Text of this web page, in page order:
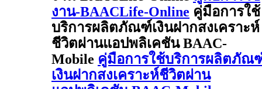
งาน-BAACLife-Online คู่มือการใช้
บริการผลิตภัณฑ์เงินฝากสงเคราะห์
ชีวิตผ่านแอปพลิเคชัน BAAC-
Mobile คู่มือการใช้บริการผลิตภัณ
เงินฝากสงเคราะห์ชีวิตผ่าน